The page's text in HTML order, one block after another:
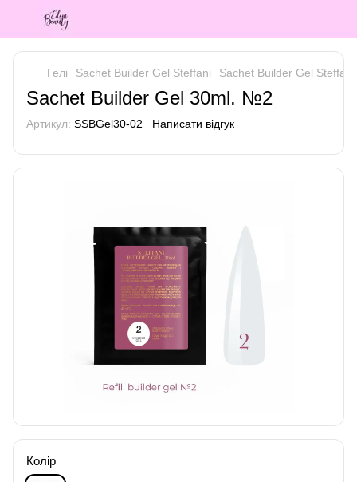
Гелі Sachet Builder Gel Steffani Sachet Builder Gel
Sachet Builder Gel 30ml. №2
Артикул: SSBGel30-02 Написати відгук
Колір